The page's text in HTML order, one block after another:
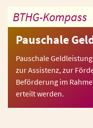
BTHG-Kompass
Pauschale
Pauschale
zur Assistenz, zur
Beförderung im
erteilt werden.